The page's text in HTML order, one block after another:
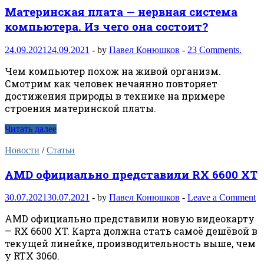
Материнская плата — нервная система
компьютера. Из чего она состоит?
24.09.2021 24.09.2021 - by Павел Конюшков - 23 Comments.
Чем компьютер похож на живой организм.
Смотрим как человек нечаянно повторяет
достижения природы в технике на примере
строения материнской платы.
Читать далее
Новости /Статьи
AMD официально представили RX 6600 XT
30.07.202130.07.2021 - by Павел Конюшков - Leave a Comment
AMD официально представили новую видеокарту
— RX 6600 XT. Карта должна стать самоё дешёвой в
текущей линейке, производительность выше, чем
у RTX 3060.